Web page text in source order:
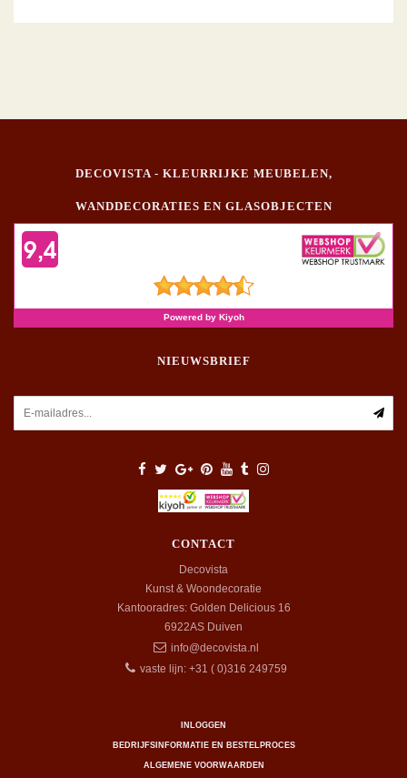
DECOVISTA - KLEURRIJKE MEUBELEN,
WANDDECORATIES EN GLASOBJECTEN
NIEUWSBRIEF
CONTACT
Decovista
Kunst & Woondecoratie
Kantooradres: Golden Delicious 16
6922AS Duiven
info@decovista.nl
vaste lijn: +31 ( 0)316 249759
INLOGGEN
BEDRIJFSINFORMATIE EN BESTELPROCES
ALGEMENE VOORWAARDEN